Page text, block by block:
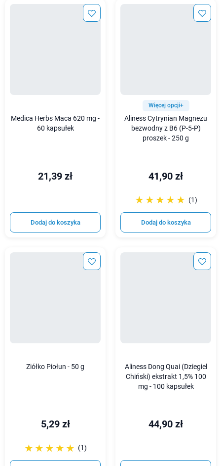
Medica Herbs Maca 620 mg -
60 kapsułek
21,39 zł
Dodaj do koszyka
Więcej opcji+
Aliness Cytrynian Magnezu
bezwodny z B6 (P-5-P)
proszek - 250 g
41,90 zł
☆☆☆☆☆
★★★★★ (1)
Dodaj do koszyka
Ziółko Piołun - 50 g
5,29 zł
☆☆☆☆☆
★★★★★ (1)
Aliness Dong Quai (Dziegiel
Chiński) ekstrakt 1,5% 100
mg - 100 kapsułek
44,90 zł